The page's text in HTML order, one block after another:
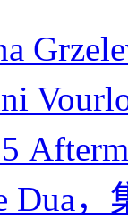
Dua